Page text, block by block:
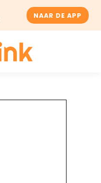
NAAR DE APP